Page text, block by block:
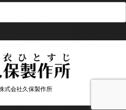
式会社久保製作所